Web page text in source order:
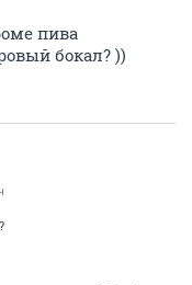
пива
бокал? ))